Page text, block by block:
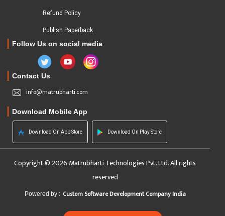
Refund Policy
Publish Paperback
Follow Us on social media
Contact Us
info@matrubharti.com
Download Mobile App
Download On App Store Download On Play Store
Copyright © 2026 Matrubharti Technologies Pvt. Ltd. All rights
reserved
Powered by : Custom Software Development Company India